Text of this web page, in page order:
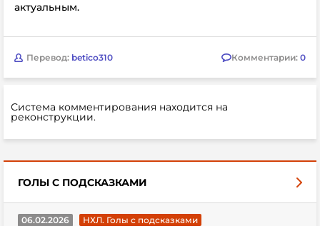
актуальным.
Перевод: betico310 Комментарии: 0
Система комментирования находится на
реконструкции.
ГОЛЫ С ПОДСКАЗКАМИ
06.02.2026
НХЛ. Голы с подсказками